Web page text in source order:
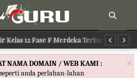
12 Fase F Merdeka Terbaru
×
NAMA DOMAIN / WEB KAMI :
anda perlahan-lahan